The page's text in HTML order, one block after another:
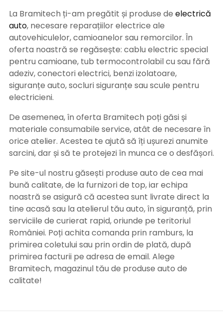
La Bramitech ți-am pregătit și produse de electrică
auto, necesare reparațiilor electrice ale
autovehiculelor, camioanelor sau remorcilor. În
oferta noastră se regăsește: cablu electric special
pentru camioane, tub termocontrolabil cu sau fără
adeziv, conectori electrici, benzi izolatoare,
siguranțe auto, socluri siguranțe sau scule pentru
electricieni.
De asemenea, în oferta Bramitech poți găsi și
materiale consumabile service, atât de necesare în
orice atelier. Acestea te ajută să îți ușurezi anumite
sarcini, dar și să te protejezi în munca ce o desfășori.
Pe site-ul nostru găsești produse auto de cea mai
bună calitate, de la furnizori de top, iar echipa
noastră se asigură că acestea sunt livrate direct la
tine acasă sau la atelierul tău auto, în siguranță, prin
serviciile de curierat rapid, oriunde pe teritoriul
României. Poți achita comanda prin ramburs, la
primirea coletului sau prin ordin de plată, după
primirea facturii pe adresa de email. Alege
Bramitech, magazinul tău de produse auto de
calitate!